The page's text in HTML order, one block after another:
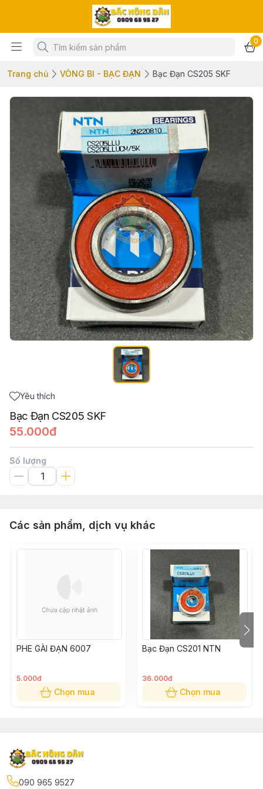
0
Trang chủ VÒNG BI - BẠC ĐẠN Bạc Đạn CS205 SKF
Yêu thích
Bạc Đạn CS205 SKF
55.000đ
Số lượng
Các sản phẩm, dịch vụ khác
PHE GÀI ĐẠN 6007
5.000đ
Chọn mua
Bạc Đạn CS201 NTN
36.000đ
Chọn mua
090 965 9527